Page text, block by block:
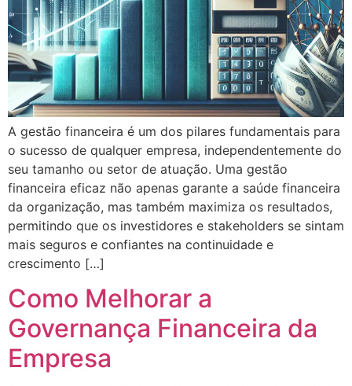
A gestão financeira é um dos pilares fundamentais para
o sucesso de qualquer empresa, independentemente do
seu tamanho ou setor de atuação. Uma gestão
financeira eficaz não apenas garante a saúde financeira
da organização, mas também maximiza os resultados,
permitindo que os investidores e stakeholders se sintam
mais seguros e confiantes na continuidade e
crescimento […]
Como Melhorar a
Governança Financeira da
Empresa